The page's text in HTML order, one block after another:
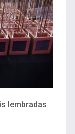
lembradas